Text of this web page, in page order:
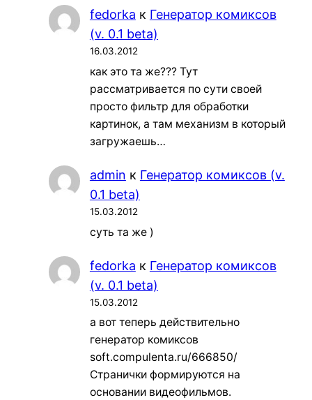
fedorka к Генератор комиксов
(v. 0.1 beta)
16.03.2012
как это та же??? Тут
рассматривается по сути своей
просто фильтр для обработки
картинок, а там механизм в который
загружаешь…
admin к Генератор комиксов (v.
0.1 beta)
15.03.2012
суть та же )
fedorka к Генератор комиксов
(v. 0.1 beta)
15.03.2012
а вот теперь действительно
генератор комиксов
soft.compulenta.ru/666850/
Странички формируются на
основании видеофильмов.